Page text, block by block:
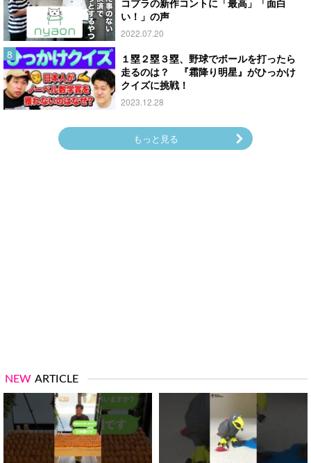
コプラの新作コントに「最高」「面白
い！」の声
2022.07.20
１塁２塁３塁、野球でボールを打ったら
走るのは？ 『霜降り明星』がひっかけ
クイズに挑戦！
2023.12.28
もっと見る
NEW ARTICLE